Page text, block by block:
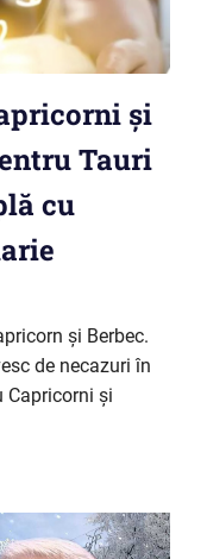
și
Tauri
cu
și Berbec.
de necazuri în
Capricorni și